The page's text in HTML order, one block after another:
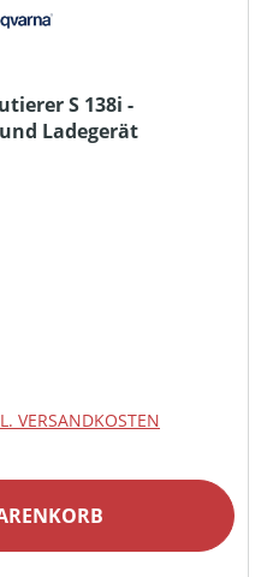
S 138i -
Ladegerät
VERSANDKOSTEN